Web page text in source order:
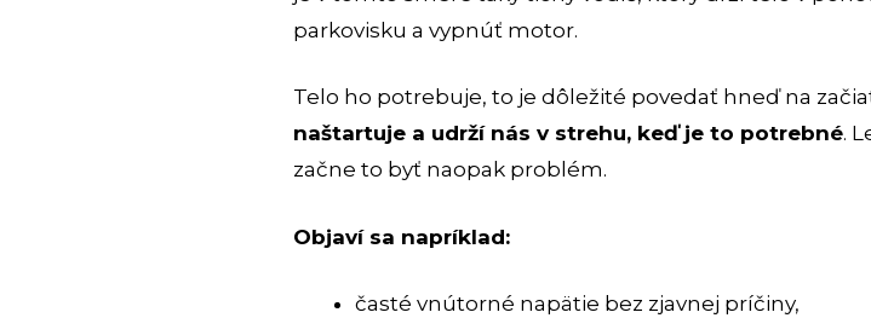
parkovisku a vypnúť motor.
Telo ho potrebuje, to je dôležité povedať hneď na
naštartuje a udrží nás v strehu, keď je to potrebné.
začne to byť naopak problém.
Objaví sa napríklad:
časté vnútorné napätie bez zjavnej príčiny,